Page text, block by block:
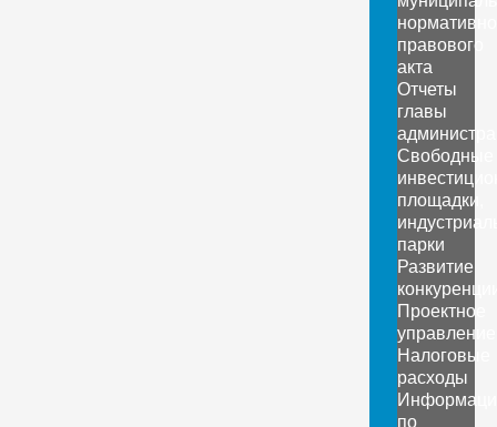
правового
акта
Отчеты
главы
Свободные
площадки,
парки
Развитие
Проектное
управление
Налоговые
расходы
по